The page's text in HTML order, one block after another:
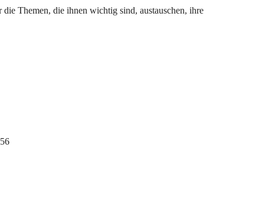
Themen, die ihnen wichtig sind, austauschen, ihre